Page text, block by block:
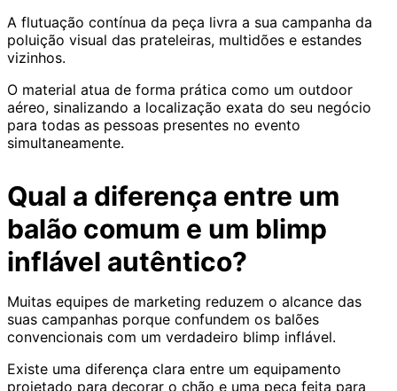
A flutuação contínua da peça livra a sua campanha da
poluição visual das prateleiras, multidões e estandes
vizinhos.
O material atua de forma prática como um outdoor
aéreo, sinalizando a localização exata do seu negócio
para todas as pessoas presentes no evento
simultaneamente.
Qual a diferença entre um
balão comum e um blimp
inflável autêntico?
Muitas equipes de marketing reduzem o alcance das
suas campanhas porque confundem os balões
convencionais com um verdadeiro blimp inflável.
Existe uma diferença clara entre um equipamento
projetado para decorar o chão e uma peça feita para